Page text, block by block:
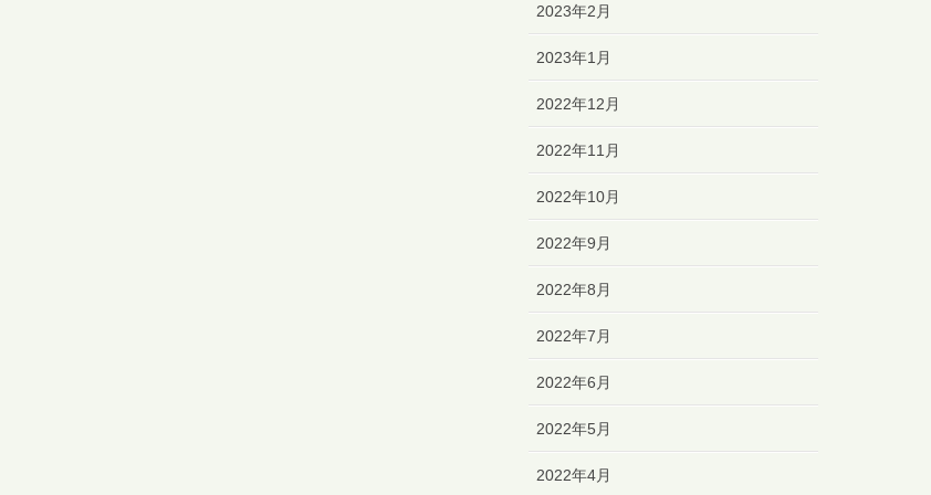
2023年2月
2023年1月
2022年12月
2022年11月
2022年10月
2022年9月
2022年8月
2022年7月
2022年6月
2022年5月
2022年4月